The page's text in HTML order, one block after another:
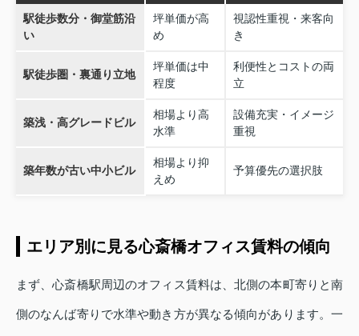
駅徒歩数分・御堂筋沿
い
坪単価が高
め
視認性重視・来客向
き
駅徒歩圏・裏通り立地
坪単価は中
程度
利便性とコストの両
立
築浅・高グレードビル
相場より高
水準
設備充実・イメージ
重視
築年数が古い中小ビル
相場より抑
えめ
予算優先の選択肢
エリア別に見る心斎橋オフィス賃料の傾向
まず、心斎橋駅周辺のオフィス賃料は、北側の本町寄りと南
側のなんば寄りで水準や動き方が異なる傾向があります。一